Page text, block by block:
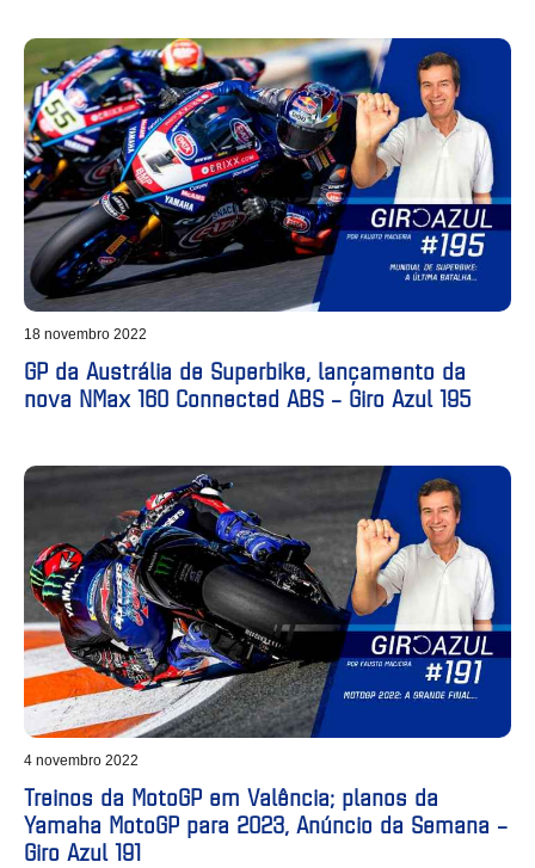
18 novembro 2022
GP da Austrália de Superbike, lançamento da
nova NMax 160 Connected ABS – Giro Azul 195
4 novembro 2022
Treinos da MotoGP em Valência; planos da
Yamaha MotoGP para 2023, Anúncio da Semana –
Giro Azul 191